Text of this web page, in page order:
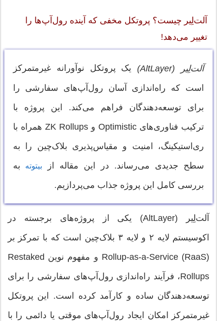
آلت‌لِیر چیست؟ پروتکل مخفی که آینده رول‌آپ‌ها را
تغییر می‌دهد!
آلت‌لِیر (AltLayer) یک پروتکل نوآورانه غیرمتمرکز
است که راه‌اندازی آسان رول‌آپ‌های سفارشی را
برای توسعه‌دهندگان فراهم می‌کند. این پروژه با
ترکیب فناوری‌های Optimistic و ZK Rollups همراه با
ری‌استیکینگ، امنیت و مقیاس‌پذیری بلاک‌چین را به
سطح جدیدی می‌رساند. در این مقاله از
بیتوته به
بررسی کامل این پروژه جذاب می‌پردازیم.
آلت‌لِیر (AltLayer) یکی از پروژه‌های برجسته در
اکوسیستم لایه ۲ و لایه ۳ بلاک‌چین است که با تمرکز بر
Rollup-as-a-Service (RaaS) و مفهوم نوین Restaked
Rollups، فرآیند راه‌اندازی رول‌آپ‌های سفارشی را برای
توسعه‌دهندگان ساده و کارآمد کرده است. این پروتکل
غیرمتمرکز امکان ایجاد رول‌آپ‌های موقتی یا دائمی را با